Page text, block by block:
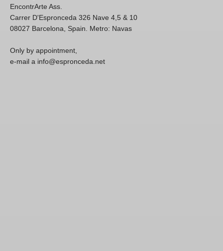
EncontrArte Ass.
Carrer D'Espronceda 326 Nave 4,5 & 10
08027 Barcelona, Spain. Metro: Navas
Only by appointment,
e-mail a info@espronceda.net